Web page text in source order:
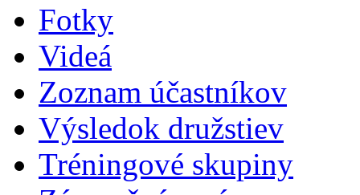
Fotky
Videá
Zoznam účastníkov
Výsledok družstiev
Tréningové skupiny